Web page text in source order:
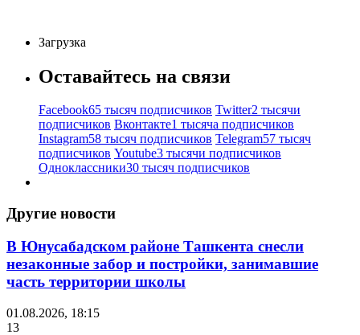
Загрузка
Оставайтесь на связи
Facebook65 тысяч подписчиков Twitter2 тысячи
подписчиков Вконтакте1 тысяча подписчиков
Instagram58 тысяч подписчиков Telegram57 тысяч
подписчиков Youtube3 тысячи подписчиков
Одноклассники30 тысяч подписчиков
Другие новости
В Юнусабадском районе Ташкента снесли
незаконные забор и постройки, занимавшие
часть территории школы
01.08.2026, 18:15
13